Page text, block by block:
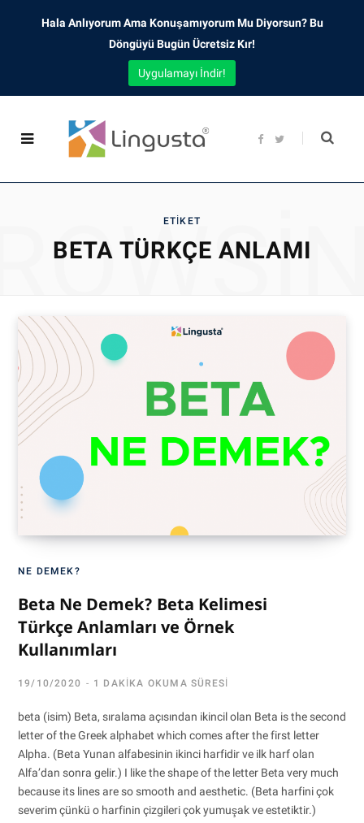
F
b
t
ETIKET
BETA TÜRKÇE ANLAMI
NE DEMEK?
Beta Ne Demek? Beta Kelimesi
Türkçe Anlamları ve Örnek
Kullanımları
19/10/2020 1 DAKIKA OKUMA SÜRESI
beta (isim) Beta, sıralama açısından ikincil olan Beta is the second
letter of the Greek alphabet which comes after the first letter
Alpha. (Beta Yunan alfabesinin ikinci harfidir ve ilk harf olan
Alfa’dan sonra gelir.) I like the shape of the letter Beta very much
because its lines are so smooth and aesthetic. (Beta harfini çok
severim çünkü o harfinin çizgileri çok yumuşak ve estetiktir.)
Hala Anlıyorum Ama Konuşamıyorum Mu Diyorsun? Bu
Döngüyü Bugün Ücretsiz Kır!
Uygulamayı İndir!